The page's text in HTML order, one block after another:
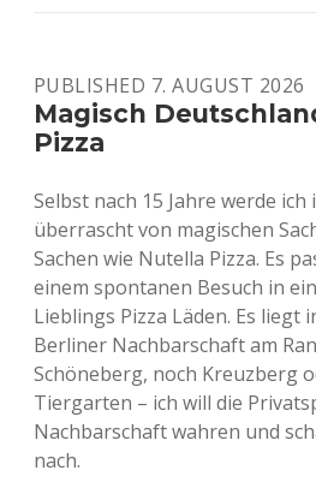
PUBLISHED 7. AUGUST 2026
Magisch
Pizza
Selbst nach 15 Jahre werde ich
überrascht von magischen
Sachen wie Nutella Pizza. Es
einem spontanen Besuch in
Lieblings Pizza Läden. Es liegt
Berliner Nachbarschaft am
Schöneberg, noch Kreuzberg
Tiergarten – ich will die
Nachbarschaft wahren und
nach.